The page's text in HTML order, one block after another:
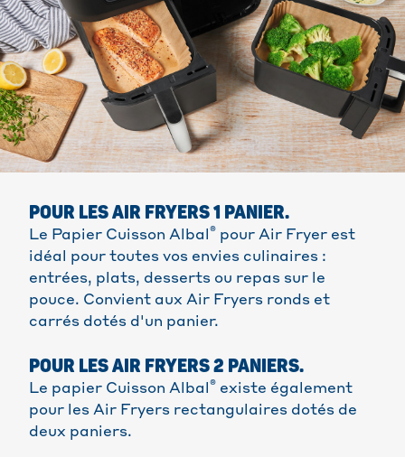
POUR LES AIR FRYERS 1 PANIER.
Le Papier Cuisson Albal® pour Air Fryer est
idéal pour toutes vos envies culinaires :
entrées, plats, desserts ou repas sur le
pouce. Convient aux Air Fryers ronds et
carrés dotés d'un panier.
POUR LES AIR FRYERS 2 PANIERS.
Le papier Cuisson Albal® existe également
pour les Air Fryers rectangulaires dotés de
deux paniers.